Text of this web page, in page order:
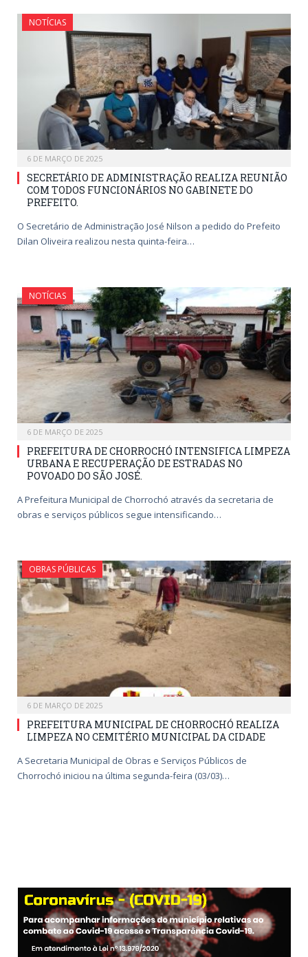
NOTÍCIAS
6 DE MARÇO DE 2025
SECRETÁRIO DE ADMINISTRAÇÃO REALIZA REUNIÃO
COM TODOS FUNCIONÁRIOS NO GABINETE DO
PREFEITO.
O Secretário de Administração José Nilson a pedido do Prefeito
Dilan Oliveira realizou nesta quinta-feira…
NOTÍCIAS
6 DE MARÇO DE 2025
PREFEITURA DE CHORROCHÓ INTENSIFICA LIMPEZA
URBANA E RECUPERAÇÃO DE ESTRADAS NO
POVOADO DO SÃO JOSÉ.
A Prefeitura Municipal de Chorrochó através da secretaria de
obras e serviços públicos segue intensificando…
OBRAS PÚBLICAS
6 DE MARÇO DE 2025
PREFEITURA MUNICIPAL DE CHORROCHÓ REALIZA
LIMPEZA NO CEMITÉRIO MUNICIPAL DA CIDADE
A Secretaria Municipal de Obras e Serviços Públicos de
Chorrochó iniciou na última segunda-feira (03/03)…